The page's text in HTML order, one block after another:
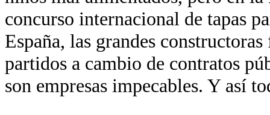
concurso internacional de tapas
España, las grandes
partidos a cambio de contratos
son empresas impecables. Y así